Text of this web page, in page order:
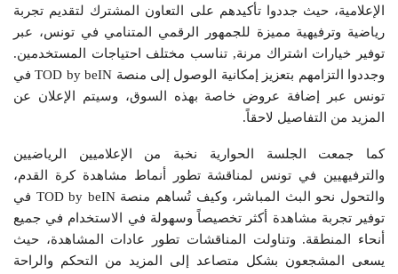
الإعلامية، حيث جددوا تأكيدهم على التعاون المشترك لتقديم تجربة
رياضية وترفيهية مميزة للجمهور الرقمي المتنامي في تونس، عبر
توفير خيارات اشتراك مرنة, تناسب مختلف احتياجات المستخدمين.
وجددوا التزامهم بتعزيز إمكانية الوصول إلى منصة TOD by beIN في
تونس عبر إضافة عروض خاصة بهذه السوق، وسيتم الإعلان عن
المزيد من التفاصيل لاحقاً.
كما جمعت الجلسة الحوارية نخبة من الإعلاميين الرياضيين
والترفيهيين في تونس لمناقشة تطور أنماط مشاهدة كرة القدم،
والتحول نحو البث المباشر، وكيف تُساهم منصة TOD by beIN في
توفير تجربة مشاهدة أكثر تخصيصاً وسهولة في الاستخدام في جميع
أنحاء المنطقة. وتناولت المناقشات تطور عادات المشاهدة، حيث
يسعى المشجعون بشكل متصاعد إلى المزيد من التحكم والراحة